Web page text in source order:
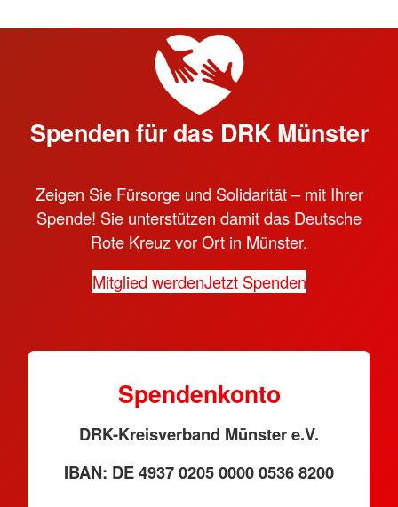
Spenden für das DRK Münster
Zeigen Sie Fürsorge und Solidarität – mit Ihrer
Spende! Sie unterstützen damit das Deutsche
Rote Kreuz vor Ort in Münster.
Mitglied werdenJetzt Spenden
Spendenkonto
DRK-Kreisverband Münster e.V.
IBAN: DE 4937 0205 0000 0536 8200